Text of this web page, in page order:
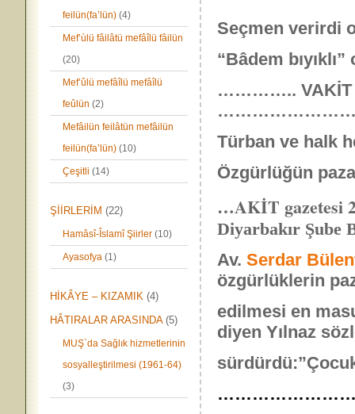
feilün(fa’lün) (4)
Mef’ùlü fâilâtü mefâîlü fâilün
(20)
Mef’ûlü mefâîlü mefâîlü
feûlün (2)
Mefâilün feilâtün mefâilün
feilün(fa’lün) (10)
Çeşitli (14)
ŞİİRLERİM (22)
Hamâsî-Îslamî Şiirler (10)
Ayasofya (1)
HİKÂYE – KIZAMIK (4)
HÂTIRALAR ARASINDA(5)
MUŞ`da Sağlık hizmetlerinin
sosyalleştirilmesi (1961-64)
(3)
Seçmen verirdi
“Bâdem
………….. VAKİT
Türban ve halk
Özgürlüğün
…AKİT gazetesi
Diyarbakır Şube
Av.Serdar
özgürlüklerin
edilmesi en
diyen Yılnaz